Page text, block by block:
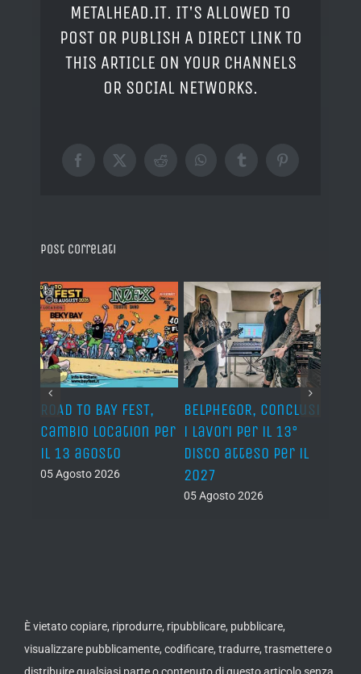
METALHEAD.IT. IT'S ALLOWED TO
POST OR PUBLISH A DIRECT LINK TO
THIS ARTICLE ON YOUR CHANNELS
OR SOCIAL NETWORKS.
Facebook
X RedditWhatsAppTumblrPinterest
Post correlati
ROAD TO BAY FEST,
cambio location per
il 13 agosto
05 Agosto 2026
BELPHEGOR, conclusi
i lavori per il 13°
disco atteso per il
2027
05 Agosto 2026
È vietato copiare, riprodurre, ripubblicare, pubblicare,
visualizzare pubblicamente, codificare, tradurre, trasmettere o